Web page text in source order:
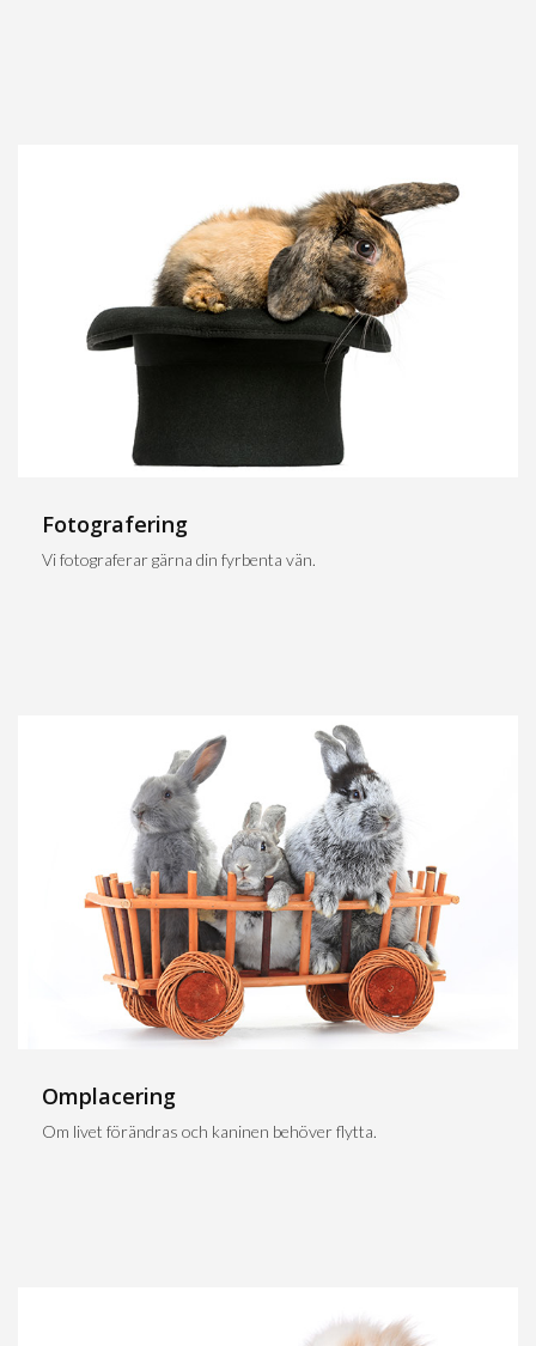
Fotografering
Vi fotograferar gärna din fyrbenta vän.
Omplacering
Om livet förändras och kaninen behöver flytta.